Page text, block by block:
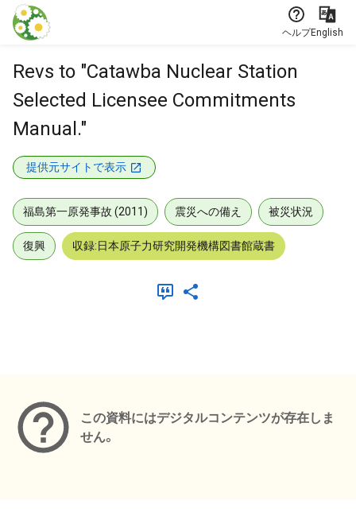
本文に飛ぶ
ヘルプEnglish
Revs to "Catawba Nuclear Station
Selected Licensee Commitments
Manual."
提供元サイトで表示
福島第一原発事故 (2011) 震災への備え 被災状況
復興 収録:日本原子力研究開発機構図書館蔵書
この資料にはデジタルコンテンツが存在しま
せん。